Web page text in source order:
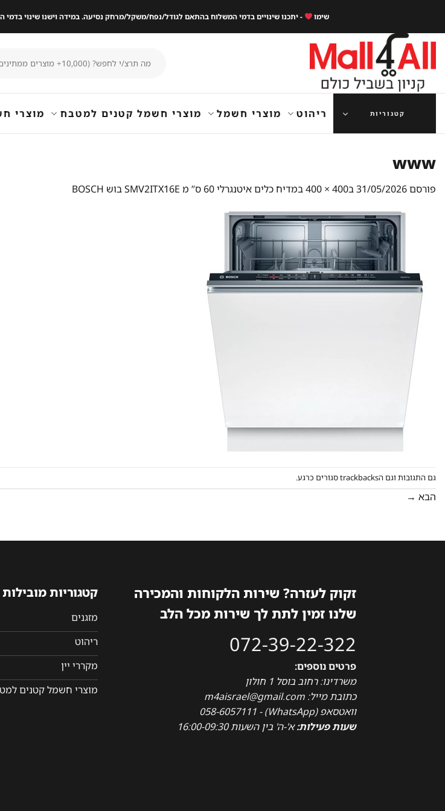
content
שימו - יתכנו שינויים בדמי המשלוח בהתאם לגודל/נפח/משקל/מרחק נסיעה. במידה וישנו שינוי
עבור:
קטגוריות ריהוט מוצרי חשמל מוצרי חשמל קטנים למטבח מוצרי
www
פורסם31/05/2026ב400 × 400 במדיח כלים איטנגרלי 60 ס” מ SMV2ITX16E בוש BOSCH
גם התגובות וגם הtrackbacks סגורים כרגע.
הבא →
זקוק לעזרה? שירות הלקוחות והמכירה
שלנו זמין לתת לך שירות מכל הלב
072-39-22-322
פרטים נוספים:
משרדינו: רחוב בוסל 1 חולון
כתובת מייל: m4aisrael@gmail.com
וואטסאפ (WhatsApp) - 058-6057111
שעות פעילות:א'-ה' בין השעות 16:00-09:30
קטגוריות מובילות
מזגנים
ריהוט
מקררי יין
מוצרי חשמל קטנים